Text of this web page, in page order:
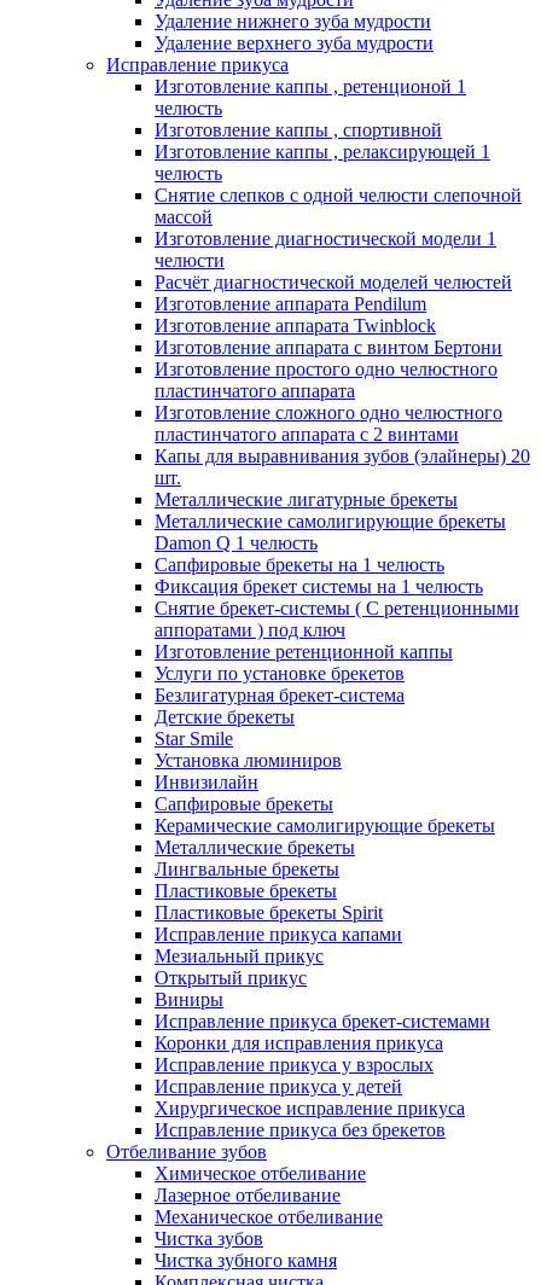
Удаление нижнего зуба мудрости
Удаление верхнего зуба мудрости
Исправление прикуса
Изготовление каппы , ретенционой 1
челюсть
Изготовление каппы , спортивной
Изготовление каппы , релаксирующей 1
челюсть
Снятие слепков с одной челюсти слепочной
массой
Изготовление диагностической модели 1
челюсти
Расчёт диагностической моделей челюстей
Изготовление аппарата Pendilum
Изготовление аппарата Twinblock
Изготовление аппарата с винтом Бертони
Изготовление простого одно челюстного
пластинчатого аппарата
Изготовление сложного одно челюстного
пластинчатого аппарата с 2 винтами
Капы для выравнивания зубов (элайнеры) 20
шт.
Металлические лигатурные брекеты
Металлические самолигирующие брекеты
Damon Q 1 челюсть
Сапфировые брекеты на 1 челюсть
Фиксация брекет системы на 1 челюсть
Снятие брекет-системы ( С ретенционными
аппоратами ) под ключ
Изготовление ретенционной каппы
Услуги по установке брекетов
Безлигатурная брекет-система
Детские брекеты
Star Smile
Установка люминиров
Инвизилайн
Сапфировые брекеты
Керамические самолигирующие брекеты
Металлические брекеты
Лингвальные брекеты
Пластиковые брекеты
Пластиковые брекеты Spirit
Исправление прикуса капами
Мезиальный прикус
Открытый прикус
Виниры
Исправление прикуса брекет-системами
Коронки для исправления прикуса
Исправление прикуса у взрослых
Исправление прикуса у детей
Хирургическое исправление прикуса
Исправление прикуса без брекетов
Отбеливание зубов
Химическое отбеливание
Лазерное отбеливание
Механическое отбеливание
Чистка зубов
Чистка зубного камня